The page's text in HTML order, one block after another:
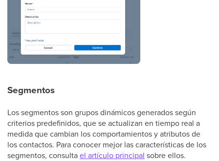
Segmentos
Los segmentos son grupos dinámicos generados según
criterios predefinidos, que se actualizan en tiempo real a
medida que cambian los comportamientos y atributos de
los contactos. Para conocer mejor las características de los
segmentos, consultael artículo principal sobre ellos.